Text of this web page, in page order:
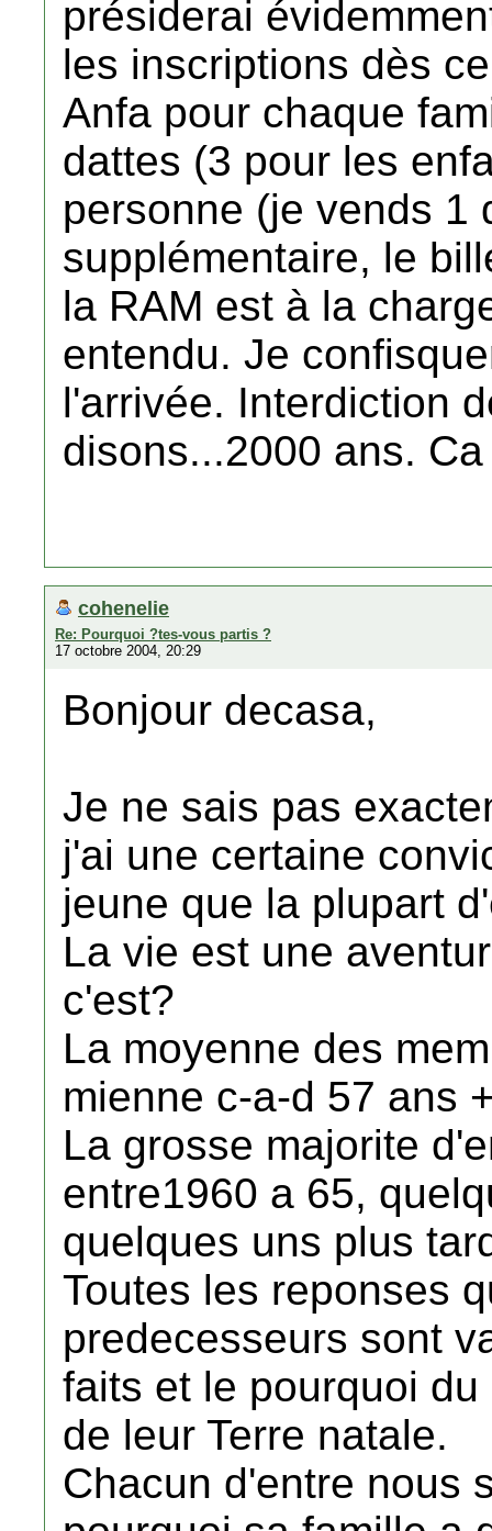
présiderai
les inscriptions dès
Anfa pour chaque
dattes (3 pour les
personne (je vends 1
supplémentaire, le
la RAM est à la
entendu. Je
l'arrivée. Interdiction
disons...2000 ans.
cohenelie
Re: Pourquoi ?tes-vous partis ?
17 octobre 2004, 20:29
Bonjour decasa,
Je ne sais pas
j'ai une certaine
jeune que la plupart
La vie est une
c'est?
La moyenne des
mienne c-a-d 57 ans
La grosse majorite
entre1960 a 65,
quelques uns plus
Toutes les reponses
predecesseurs sont
faits et le pourquoi
de leur Terre natale.
Chacun d'entre nous